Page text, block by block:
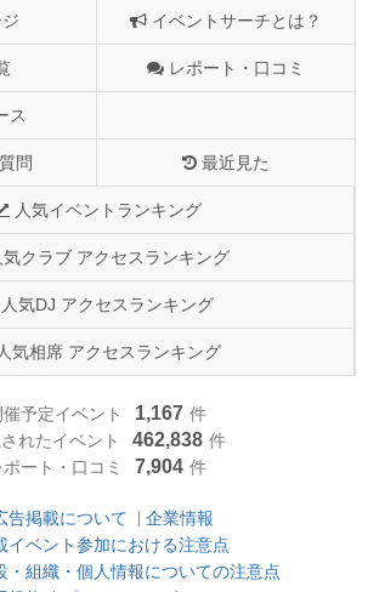
イベントサーチとは？
レポート・口コミ
ス
問 最近見た
人気イベントランキング
気クラブ アクセスランキング
人気DJ アクセスランキング
気相席 アクセスランキング
催予定イベント 1,167 件
れたイベント
462,838 件
ポート・口コミ
7,904 件
告掲載について
企業情報
イベント参加における注意点
・組織・個人情報についての注意点